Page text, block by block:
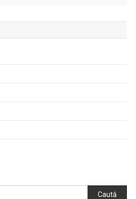
Caută